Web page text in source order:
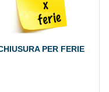
PER FERIE